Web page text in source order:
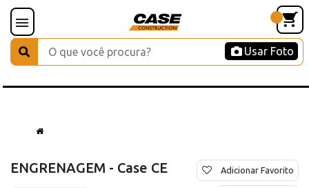
Usar Foto
ENGRENAGEM - Case CE Adicionar Favorito